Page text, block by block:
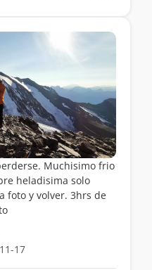
Muchisimo frio
heladisima solo
foto y volver. 3hrs de
17